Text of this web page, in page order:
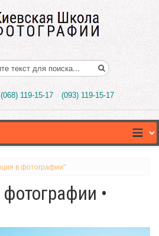
(068) 119-15-17 (093) 119-15-17
в фотографии"
•